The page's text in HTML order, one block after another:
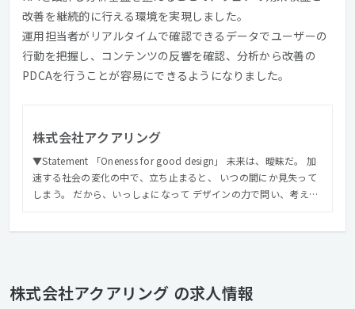
改善を継続的に行える環境を実現しました。
運用担当者がリアルタイムで確認できるデータでユーザーの
行動を把握し、コンテンツの反響を確認、分析から改善の
PDCAを行うことが容易にできるようになりました。
株式会社アクアリング
▼Statement 「Oneness for good design」 未来は、曖昧だ。 加
速する社会の変化の中で、立ち止まると、 いつの間にか見失って
しまう。 だから、いっしょになって デザインの力で問い、考え、
門性が集まって仲間となることが、アクアリングの提供価値。 デ
株式会社アクアリング の求人情報